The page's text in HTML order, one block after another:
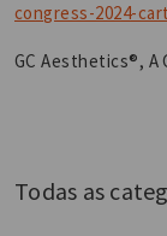
congress-2024-
GC Aesthetics®,
Todas as